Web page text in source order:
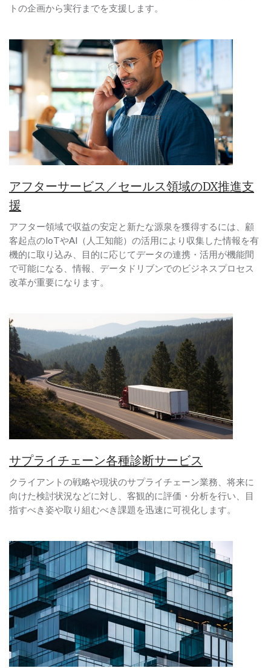
トの企画から実行までを支援します。
アフターサービス／セールス領域のDX推進支
援
アフター領域で収益の安定と新たな源泉を獲得するには、顧
客起点のIoTやAI（人工知能）の活用により収集した情報を有
機的に取り込み、目的に応じてデータの連携・活用が機能間
で可能になる、情報、データドリブンでのビジネスプロセス
改革が重要になります。
サプライチェーン各種診断サービス
クライアントの戦略や現状のサプライチェーン業務、将来に
向けた検討状況などに対し、客観的に評価・分析を行い、目
指すべき姿や取り組むべき課題を迅速に可視化します。